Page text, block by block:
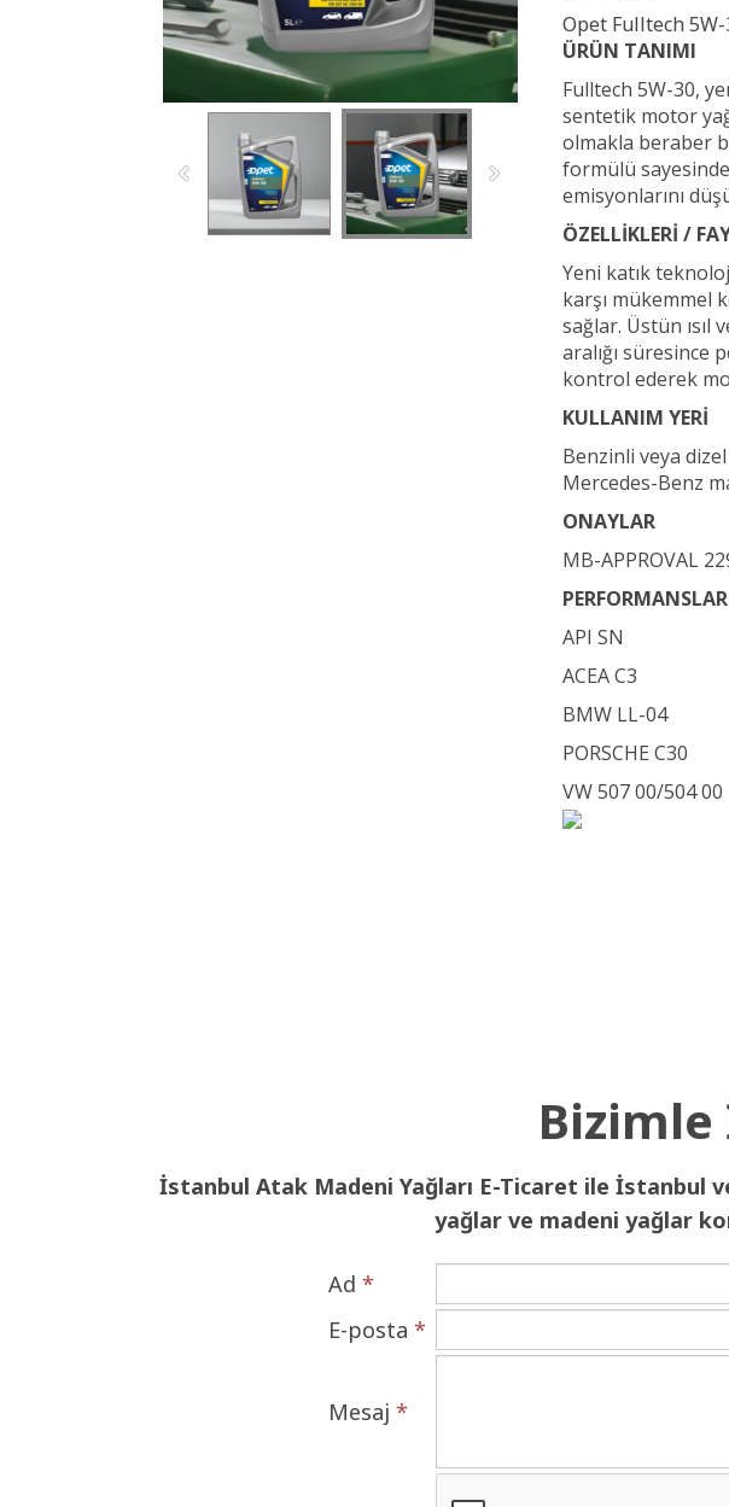
Opet Fulltech
ÜRÜN TANIMI
Fulltech 5W-30,
sentetik motor
olmakla beraber
formülü
emisyonlarını
ÖZELLİKLERİ /
Yeni katık
karşı mükemmel
sağlar. Üstün ısıl
aralığı süresince
kontrol ederek
KULLANIM YERİ
Benzinli veya
Mercedes-Benz
ONAYLAR
MB-APPROVAL
PERFORMANSLAR
API SN
ACEA C3
BMW LL-04
PORSCHE C30
VW 507 00/504 00
İstanbul Atak Madeni Yağları E-Ticaret ile İstanbul
yağlar ve madeni yağlar
Ad *
E-posta *
Mesaj *